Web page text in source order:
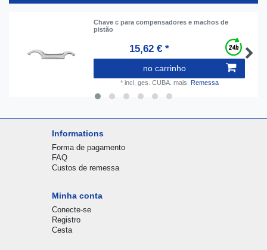
Chave c para compensadores e machos de
pistão
15,62 € *
no carrinho
* incl. ges. CUBA. mais. Remessa
Informations
Forma de pagamento
FAQ
Custos de remessa
Minha conta
Conecte-se
Registro
Cesta